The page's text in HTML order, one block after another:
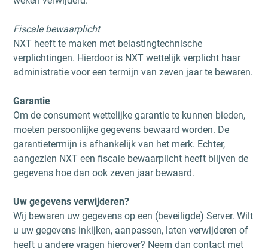
Fiscale bewaarplicht
NXT heeft te maken met belastingtechnische
verplichtingen. Hierdoor is NXT wettelijk verplicht haar
administratie voor een termijn van zeven jaar te bewaren.
Garantie
Om de consument wettelijke garantie te kunnen bieden,
moeten persoonlijke gegevens bewaard worden. De
garantietermijn is afhankelijk van het merk. Echter,
aangezien NXT een fiscale bewaarplicht heeft blijven de
gegevens hoe dan ook zeven jaar bewaard.
Uw gegevens verwijderen?
Wij bewaren uw gegevens op een (beveiligde) Server. Wilt
u uw gegevens inkijken, aanpassen, laten verwijderen of
heeft u andere vragen hierover? Neem dan contact met